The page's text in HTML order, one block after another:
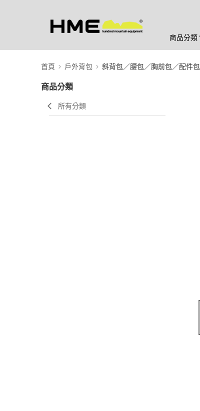
商品分類
首頁 戶外背包 斜背包／腰包／胸前包／配件包
商品分類
所有分類